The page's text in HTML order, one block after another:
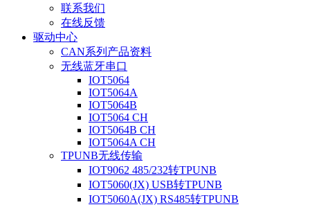
联系我们
在线反馈
驱动中心
CAN系列产品资料
无线蓝牙串口
IOT5064
IOT5064A
IOT5064B
IOT5064 CH
IOT5064B CH
IOT5064A CH
TPUNB无线传输
IOT9062 485/232转TPUNB
IOT5060(JX) USB转TPUNB
IOT5060A(JX) RS485转TPUNB